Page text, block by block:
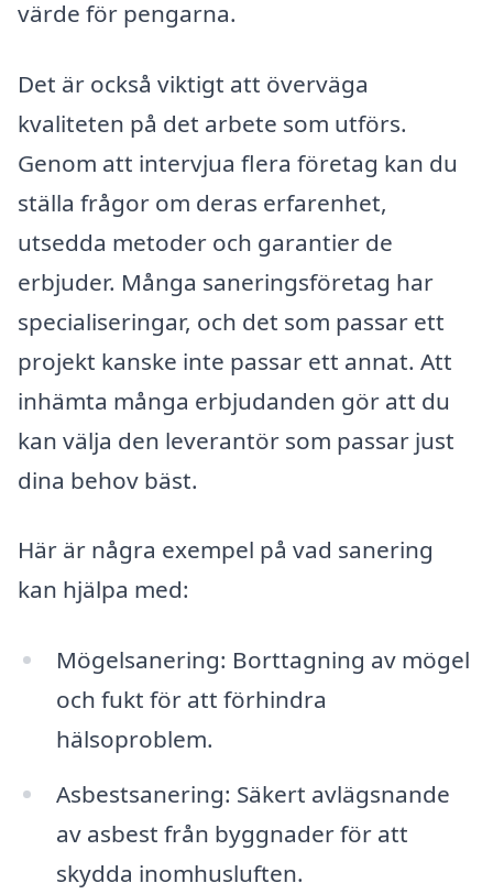
värde för pengarna.
Det är också viktigt att överväga
kvaliteten på det arbete som utförs.
Genom att intervjua flera företag kan du
ställa frågor om deras erfarenhet,
utsedda metoder och garantier de
erbjuder. Många saneringsföretag har
specialiseringar, och det som passar ett
projekt kanske inte passar ett annat. Att
inhämta många erbjudanden gör att du
kan välja den leverantör som passar just
dina behov bäst.
Här är några exempel på vad sanering
kan hjälpa med:
Mögelsanering: Borttagning av mögel
och fukt för att förhindra
hälsoproblem.
Asbestsanering: Säkert avlägsnande
av asbest från byggnader för att
skydda inomhusluften.